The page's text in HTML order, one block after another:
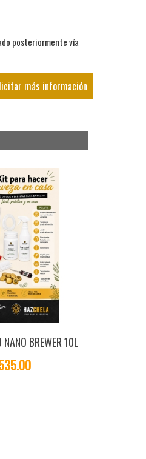
posteriormente vía
más información
NANO BREWER 10L